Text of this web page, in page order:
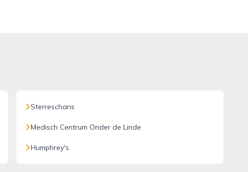
Sterreschans
Medisch Centrum Onder de Linde
Humphrey's